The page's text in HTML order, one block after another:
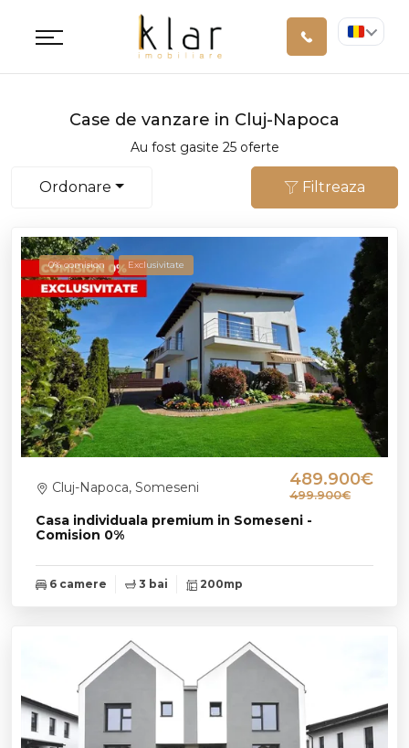
Case de vanzare in Cluj-Napoca
Au fost gasite 25 oferte
Ordonare Filtreaza
0% comision Exclusivitate
Casa individuala premium in Someseni -
Comision 0%
Cluj-Napoca, Someseni 489.900€
499.900€
6 camere 3 bai 200mp